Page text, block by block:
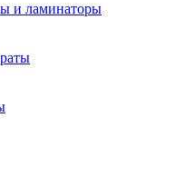
и ламинаторы